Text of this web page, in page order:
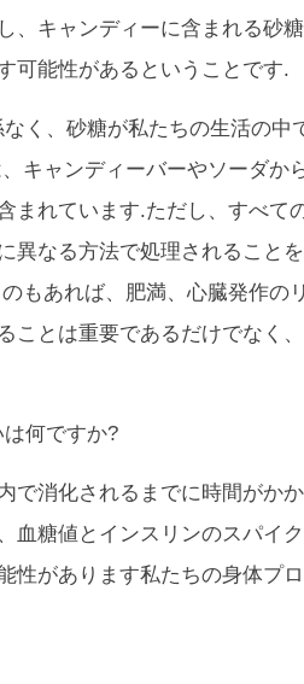
、キャンディーに含まれる砂
可能性があるということです.
く、砂糖が私たちの生活の中
キャンディーバーやソーダか
まれています.ただし、すべて
異なる方法で処理されること
もあれば、肥満、心臓発作の
ことは重要であるだけでなく
何ですか?
で消化されるまでに時間がか
血糖値とインスリンのスパイ
性があります私たちの身体プロ